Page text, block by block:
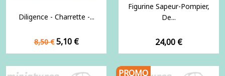
Diligence - Charrette -...
Prix
de
8,50 € Prix
5,10 €
Figurine Sapeur-Pompier,
De...
Prix
24,00 €
PROMO